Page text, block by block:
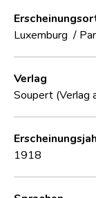
Luxemburg /
Verlag
Soupert (Verlag
1918